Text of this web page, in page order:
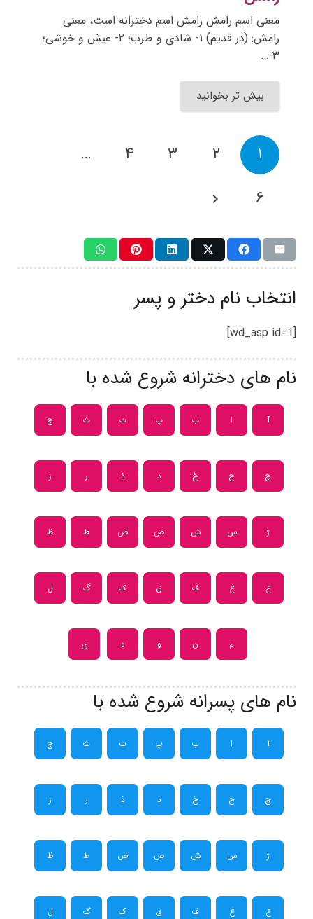
معنی اسم رامش رامش اسم دخترانه است، معنی
رامش: (در قدیم) ۱- شادی و طرب؛ ۲- عیش و خوشی؛
۳-…
بیش تر بخوانید
۱ ۲ ۳ ۴
…
۶
انتخاب نام دختر و پسر
[wd_asp id=1]
نام های دخترانه شروع شده با
آ ا ب پ ت ث ج
چ ح خ د ذ ر ز
ژ س ش ص ض ط ظ
ع غ ف ق ک گ ل
م ن و ه ی
نام های پسرانه شروع شده با
آ ا ب پ ت ث ج
چ ح خ د ذ ر ز
ژ س ش ص ض ط ظ
ع غ ف ق ک گ ل